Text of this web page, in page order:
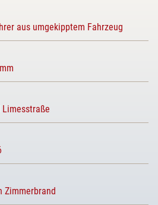
aus umgekipptem Fahrzeug
Limesstraße
Zimmerbrand